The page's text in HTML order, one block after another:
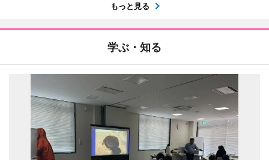
もっと見る
学ぶ・知る